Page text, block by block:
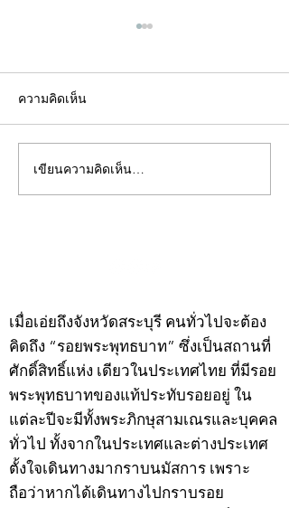
คอลัมน์"จับชีพจรวงการ
พระ"ประจำพุธที่ 29
ความคิดเห็น
เขียนความคิดเห็น…
เมื่อเอ่ยถึงจังหวัดสระบุรี คนทั่วไปจะต้อง
คิดถึง “รอยพระพุทธบาท” ซึ่งเป็นสถานที่
ศักดิ์สิทธิ์แห่ง เดียวในประเทศไทย ที่มีรอย
พระพุทธบาทของแท้ประทับรอยอยู่ ใน
แต่ละปีจะมีทั้งพระภิกษุสามเณรและบุคคล
ทั่วไป ทั้งจากในประเทศและต่างประเทศ
ตั้งใจเดินทางมากราบนมัสการ เพราะ
ถือว่าหากได้เดินทางไปกราบรอย